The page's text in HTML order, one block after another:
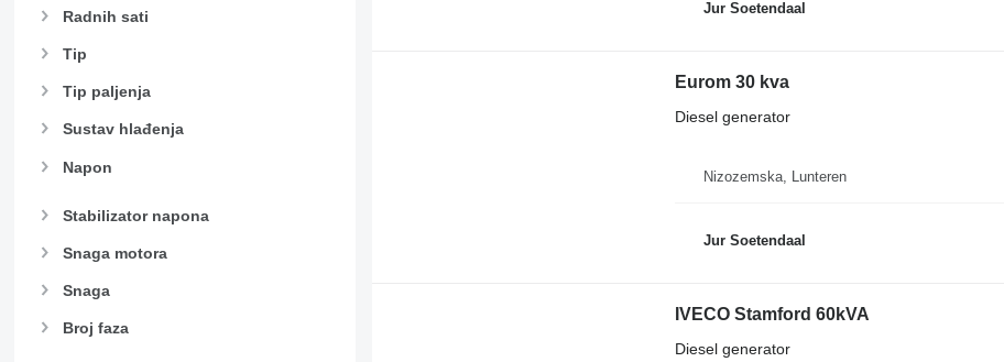
Radnih sati
Tip
Tip paljenja
Sustav hlađenja
Napon
Stabilizator napona
Snaga motora
Snaga
Broj faza
Jur Soetendaal
Eurom 30 kva
Diesel generator
Nizozemska, Lunteren
Jur Soetendaal
IVECO Stamford 60kVA
Diesel generator